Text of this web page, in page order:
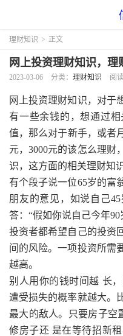
理财知识 > 正文
网上投资理财知识，理
2023-03-06 分类： 理财知识 阅
网上投资理财知识，对于
有一些余钱的，想通过
值，那么对于新手，或者
元，3000元的该怎么理财
识，这方面的相关理财知识
有个段子说一位65岁的富
朋友的意见，如说自己
答：“假如你说自己今年
投资者都希望自己的投资
间的风险。一项投资所需
越高。
别人用你的钱时间越 长
遭受损失的概率就越大。
最大的敌人。只要房子空
修房子还 是在等待招新